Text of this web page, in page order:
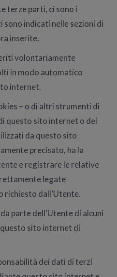
terze parti, ci sono i
indicati nelle sezioni di
inserite.
volontariamente
in modo automatico
internet.
– o di altri strumenti di
questo sito internet o dei
da questo sito
precisato, ha la
e registrare le relative
legate
richiesto dall’Utente.
parte dell’Utente di alcuni
sito internet di
dei dati di terzi